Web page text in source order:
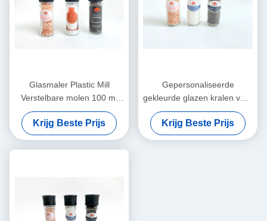
Glasmaler Plastic Mill
Verstelbare molen 100 ml
Hervulbaar
Krijg Beste Prijs
Gepersonaliseerde
gekleurde glazen kralen voor
het slijpen van glaspotten
Krijg Beste Prijs